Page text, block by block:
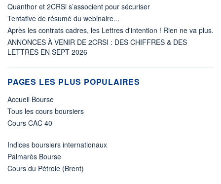
Quanthor et 2CRSi s’associent pour sécuriser
Tentative de résumé du webinaire...
Après les contrats cadres, les Lettres d'intention ! Rien ne va plus.
ANNONCES À VENIR DE 2CRSI : DES CHIFFRES & DES
LETTRES EN SEPT 2026
PAGES LES PLUS POPULAIRES
Accueil Bourse
Tous les cours boursiers
Cours CAC 40
Indices boursiers internationaux
Palmarès Bourse
Cours du Pétrole (Brent)